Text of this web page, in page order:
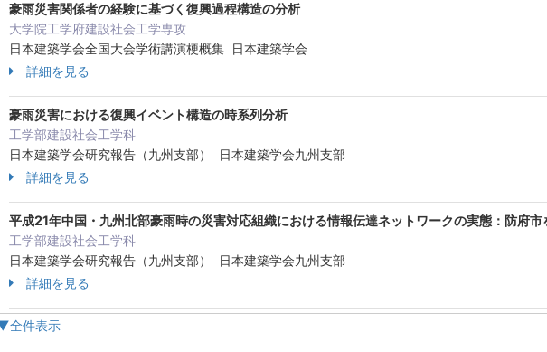
豪雨災害関係者の経験に基づく復興過程構造の分析
大学院工学府建設社会工学専攻
日本建築学会全国大会学術講演梗概集 日本建築学会
詳細を見る
豪雨災害における復興イベント構造の時系列分析
工学部建設社会工学科
日本建築学会研究報告（九州支部） 日本建築学会九州支部
詳細を見る
平成21年中国・九州北部豪雨時の災害対応組織における情報伝達ネットワークの実態：防府市
工学部建設社会工学科
日本建築学会研究報告（九州支部） 日本建築学会九州支部
詳細を見る
全件表示